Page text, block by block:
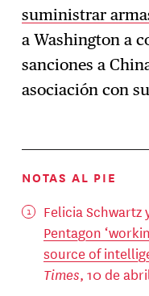
suministrar
a Washington a
sanciones a
asociación con
NOTAS AL PIE
Felicia Schwartz
Pentagon
source of
Times, 10 de